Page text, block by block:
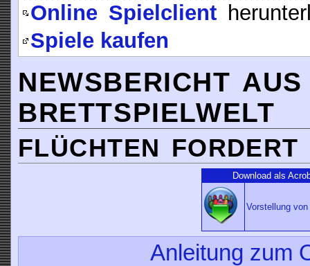
Online Spielclient
Spiele kaufen
NEWSBERICHT
BRETTSPIELWELT
FLÜCHTEN FORDERT
Download als
Vorstellung
Anleitung zum